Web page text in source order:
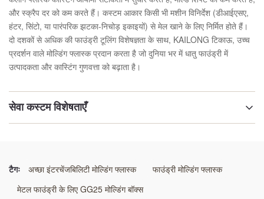
और स्क्रैप दर को कम करते हैं। कस्टम आकार किसी भी मशीन विनिर्देश (डीआईएसए,
हंटर, सिंटो, या पारंपरिक झटका-निचोड़ इकाइयों) से मेल खाने के लिए निर्मित होते हैं।
दो दशकों से अधिक की फाउंड्री टूलिंग विशेषज्ञता के साथ, KAILONG टिकाऊ, उच्च
प्रदर्शन वाले मोल्डिंग फ्लास्क प्रदान करता है जो दुनिया भर में धातु फाउंड्री में
उत्पादकता और कास्टिंग गुणवत्ता को बढ़ाता है।
सेवा कस्टम विशेषताएँ
कठोर स्टील पहनने के लिए प्रतिरोधी फ्लास्क
टैगः अच्छा इंटरचेंजबिलिटी मोल्डिंग फ्लास्क
फाउंड्री मोल्डिंग फ्लास्क
मेटल फाउंड्री के लिए GG25 मोल्डिंग बॉक्स